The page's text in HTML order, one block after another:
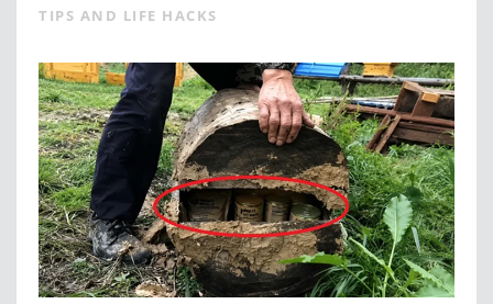
TIPS AND LIFE HACKS